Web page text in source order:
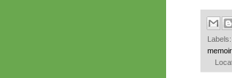
Labels:
memoir